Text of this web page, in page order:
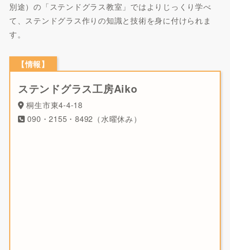
別途）の「ステンドグラス教室」ではよりじっくり学べ
て、ステンドグラス作りの知識と技術を身に付けられま
す。
【情報】
ステンドグラス工房Aiko
桐生市東4-4-18
090・2155・8492（水曜休み）